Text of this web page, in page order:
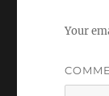
Your